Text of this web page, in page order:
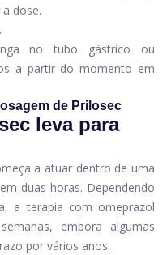
dose.
no tubo gástrico ou
a partir do momento em
de Prilosec
leva para
a atuar dentro de uma
duas horas. Dependendo
a terapia com omeprazol
embora algumas
por vários anos.